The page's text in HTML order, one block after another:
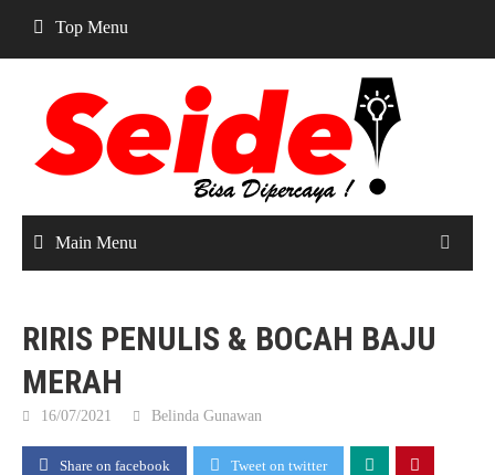
content
Top Menu
Main Menu
RIRIS PENULIS & BOCAH BAJU
MERAH
16/07/2021 Belinda Gunawan
Share on facebook Tweet on twitter